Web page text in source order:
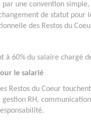
une convention
de statut
des Restos du
à 60% du salaire chargé
le salarié
Restos du Coeur
RH,